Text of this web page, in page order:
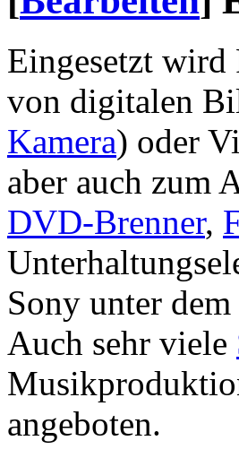
Eingesetzt wird
von digitalen
Kamera) oder
aber auch zum
DVD-Brenner,
Sony unter dem
Auch sehr viele
angeboten.